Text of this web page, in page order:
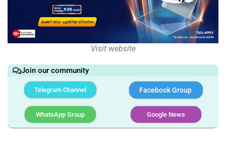
Visit website
Join our community
Telegram Channel Facebook Group
WhatsApp Group Google News